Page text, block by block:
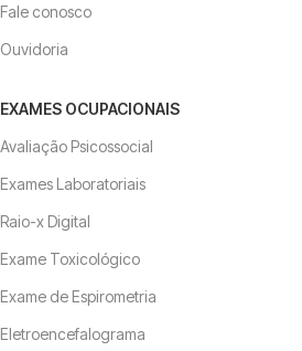
Fale conosco
Ouvidoria
EXAMES OCUPACIONAIS
Avaliação Psicossocial
Exames Laboratoriais
Raio-x Digital
Exame Toxicológico
Exame de Espirometria
Eletroencefalograma